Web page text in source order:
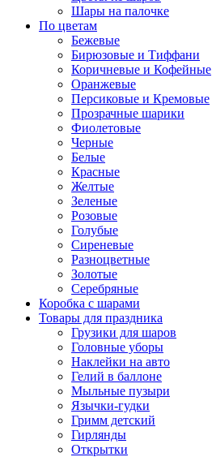
Шары на палочке
По цветам
Бежевые
Бирюзовые и Тиффани
Коричневые и Кофейные
Оранжевые
Персиковые и Кремовые
Прозрачные шарики
Фиолетовые
Черные
Белые
Красные
Желтые
Зеленые
Розовые
Голубые
Сиреневые
Разноцветные
Золотые
Серебряные
Коробка с шарами
Товары для праздника
Грузики для шаров
Головные уборы
Наклейки на авто
Гелий в баллоне
Мыльные пузыри
Язычки-гудки
Гримм детский
Гирлянды
Открытки